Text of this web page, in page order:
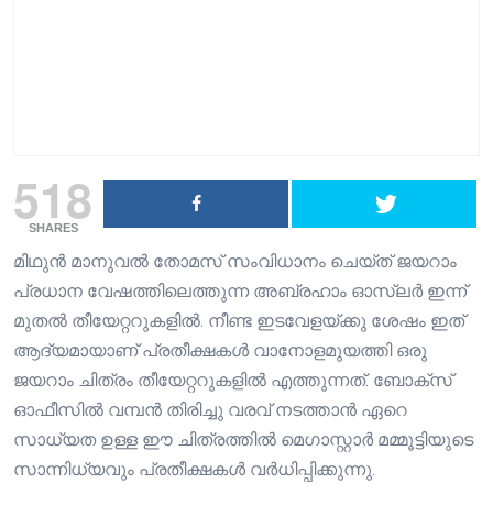
518
SHARES
മിഥുൻ മാനുവൽ തോമസ് സംവിധാനം ചെയ്ത് ജയറാം
പ്രധാന വേഷത്തിലെത്തുന്ന അബ്രഹാം ഓസ്‌ലർ ഇന്ന്
മുതൽ തീയേറ്ററുകളിൽ. നീണ്ട ഇടവേളയ്ക്കു ശേഷം ഇത്
ആദ്യമായാണ്‌ പ്രതീക്ഷകൾ വാനോളമുയത്തി ഒരു
ജയറാം ചിത്രം തീയേറ്ററുകളിൽ എത്തുന്നത്. ബോക്സ്
ഓഫീസിൽ വമ്പൻ തിരിച്ചു വരവ് നടത്താൻ ഏറെ
സാധ്യത ഉള്ള ഈ ചിത്രത്തിൽ മെഗാസ്റ്റാർ മമ്മൂട്ടിയുടെ
സാന്നിധ്യവും പ്രതീക്ഷകൾ വർധിപ്പിക്കുന്നു.